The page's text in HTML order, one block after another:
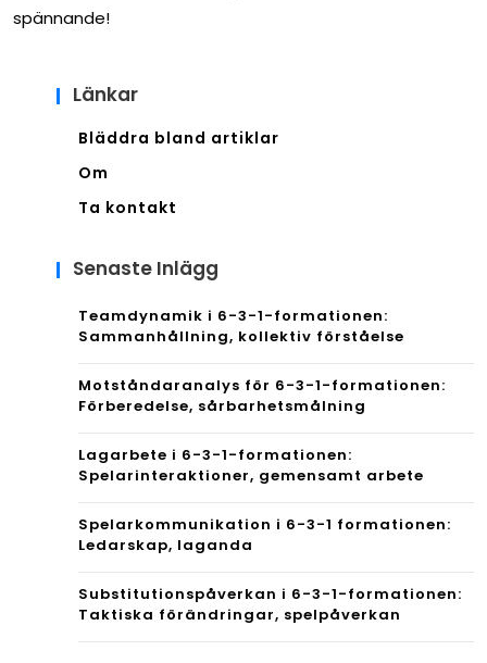
spännande!
Länkar
Bläddra bland artiklar
Om
Ta kontakt
Senaste Inlägg
Teamdynamik i 6-3-1-formationen:
Sammanhållning, kollektiv förståelse
Motståndaranalys för 6-3-1-formationen:
Förberedelse, sårbarhetsmålning
Lagarbete i 6-3-1-formationen:
Spelarinteraktioner, gemensamt arbete
Spelarkommunikation i 6-3-1 formationen:
Ledarskap, laganda
Substitutionspåverkan i 6-3-1-formationen:
Taktiska förändringar, spelpåverkan